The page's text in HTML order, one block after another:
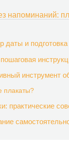
напоминаний:
даты и
инструмент
плакаты?
практические